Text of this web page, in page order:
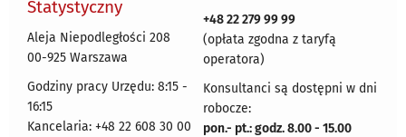
Statystyczny
Aleja Niepodległości 208
00-925 Warszawa
Godziny pracy Urzędu: 8:15 -
16:15
Kancelaria: +48 22 608 30 00
+48 22 279 99 99
(opłata zgodna z taryfą
operatora)
Konsultanci są dostępni w dni
robocze:
pon.- pt.: godz. 8.00 - 15.00